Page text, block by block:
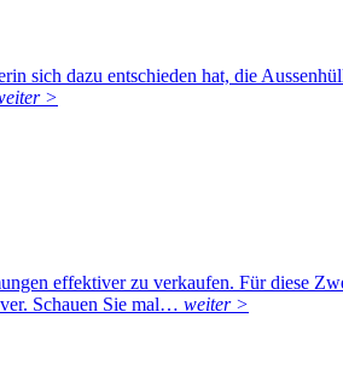
sich dazu entschieden hat, die
>
effektiver zu verkaufen. Für diese
Schauen Sie mal… weiter >